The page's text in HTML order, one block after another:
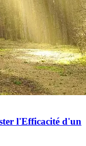
l'Efficacité d'un